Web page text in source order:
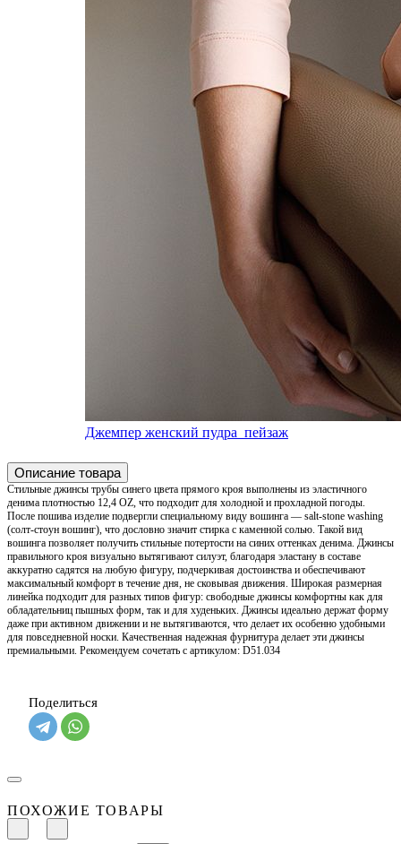
Джемпер женский пудра_пейзаж
Описание товара
Стильные джинсы трубы синего цвета прямого кроя выполнены из эластичного
денима плотностью 12,4 OZ, что подходит для холодной и прохладной погоды.
После пошива изделие подвергли специальному виду вошинга — salt-stone washing
(солт-стоун вошинг), что дословно значит стирка с каменной солью. Такой вид
вошинга позволяет получить стильные потертости на синих оттенках денима. Джинсы
правильного кроя визуально вытягивают силуэт, благодаря эластану в составе
аккуратно садятся на любую фигуру, подчеркивая достоинства и обеспечивают
максимальный комфорт в течение дня, не сковывая движения. Широкая размерная
линейка подходит для разных типов фигур: свободные джинсы комфортны как для
обладательниц пышных форм, так и для худеньких. Джинсы идеально держат форму
даже при активном движении и не вытягиваются, что делает их особенно удобными
для повседневной носки. Качественная надежная фурнитура делает эти джинсы
премиальными. Рекомендуем сочетать с артикулом: D51.034
Поделиться
ПОХОЖИЕ ТОВАРЫ